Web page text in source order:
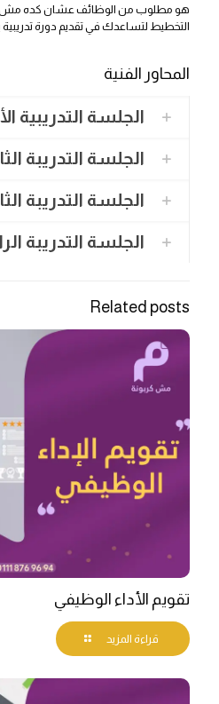
هو مطلوب من الوظائف عشان كده مش
التخطيط لتساعدك في تقديم دورة
المحاور الفنية
الجلسة التدريبية
الجلسة التدريبة
الجلسة التدريبة
الجلسة التدريبة
Related posts
تقويم الأداء الوظيفي
قراءة المزيد